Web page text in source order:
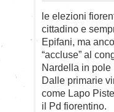
le elezioni
cittadino e
Epifani, ma
“accluse” al
Nardella in pole
Dalle primarie
come Lapo
il Pd fiorentino.